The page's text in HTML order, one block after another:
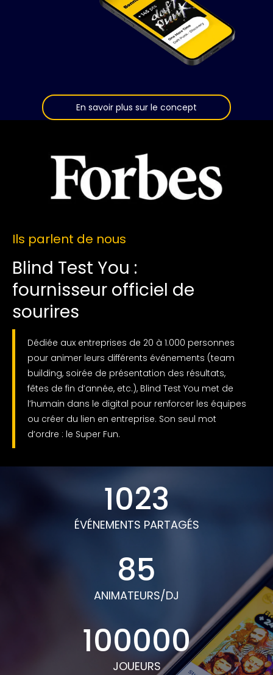
En savoir plus sur le concept
Ils parlent de nous
Blind Test You :
fournisseur officiel de
sourires
Dédiée aux entreprises de 20 à 1.000 personnes
pour animer leurs différents événements (team
building, soirée de présentation des résultats,
fêtes de fin d’année, etc.), Blind Test You met de
l’humain dans le digital pour renforcer les équipes
ou créer du lien en entreprise. Son seul mot
d’ordre : le Super Fun.
1023
ÉVÉNEMENTS PARTAGÉS
85
ANIMATEURS/DJ
100000
JOUEURS